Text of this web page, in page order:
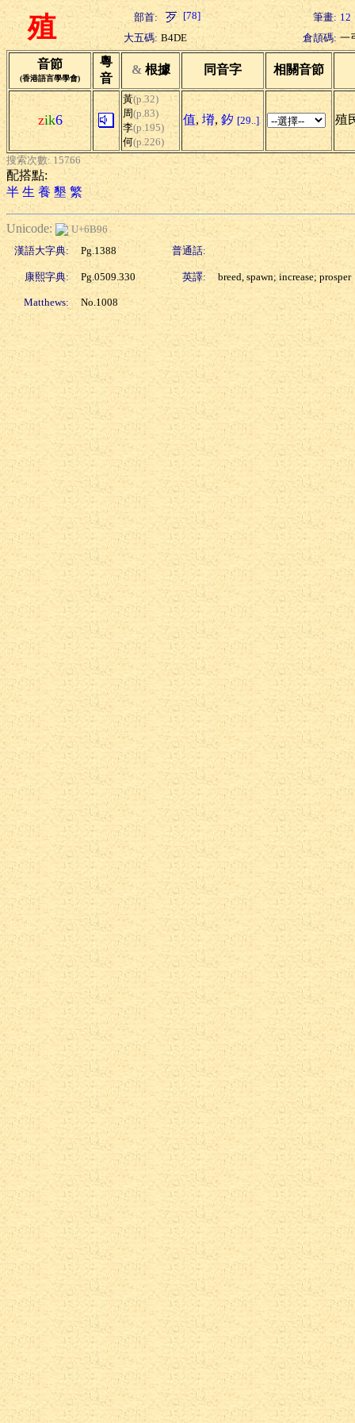
殖 部首: [78] 筆畫: 12
大五碼: B4DE 倉頡碼: 一
音節
(香港語言學學會)
粵
音
& 根據 同音字 相關音節
zik6
黃(p.32)
周(p.83)
李(p.195)
何(p.226)
值, 塉, 釸 [29..] 殖
搜索次數: 15766
配搭點:
半 生 養 墾 繁
Unicode:
U+6B96
漢語大字典:
Pg.1388 普通話:
康熙字典: Pg.0509.330 英譯: breed, spawn; increase; prosper
Matthews: No.1008